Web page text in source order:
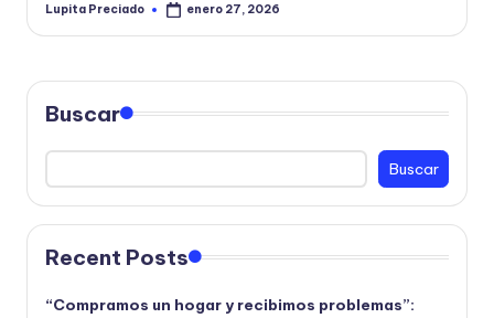
Publicado
Lupita Preciado enero 27, 2026
Buscar
Buscar
Recent Posts
“Compramos un hogar y recibimos problemas”: